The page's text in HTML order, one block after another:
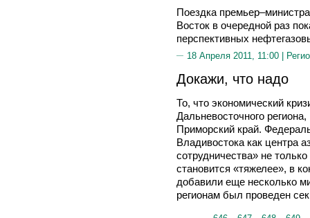
Поездка
Восток в очередной раз
перспективных
18 Апреля 2011, 11:00 |
Докажи, что надо
То, что экономический
Дальневосточного
Приморский край.
Владивостока как центра
сотрудничества» не
становится «тяжелее», в
добавили еще несколько
регионам был проведен